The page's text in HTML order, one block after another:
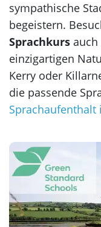
sympathische
begeistern.
Sprachkurs
einzigartigen
Kerry oder
die passende
Sprachaufenthalt